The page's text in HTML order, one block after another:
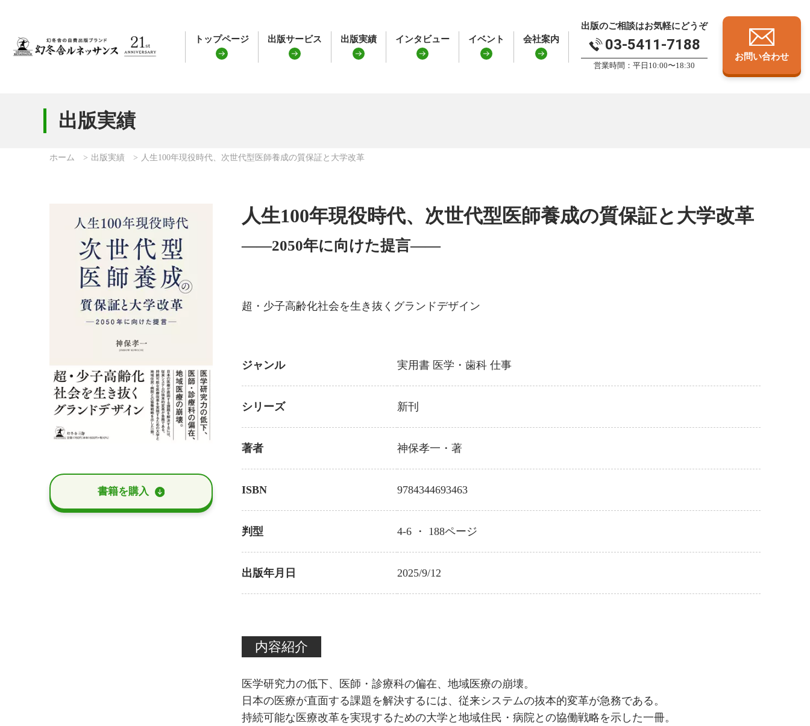
トップページ 出版サービス 出版実績 インタビュー イベント 会社案内
出版のご相談はお気軽にどうぞ
03-5411-7188
営業時間：平日10:00〜18:30
お問い合わせ
出版実績
ホーム 出版実績 人生100年現役時代、次世代型医師養成の質保証と大学改革
書籍を購⼊
人生100年現役時代、次世代型医師養成の質保証と大学改革
――2050年に向けた提言――
超・少子高齢化社会を生き抜くグランドデザイン
ジャンル 実用書 医学・歯科 仕事
シリーズ 新刊
著者 神保孝一 ・著
ISBN 9784344693463
判型 4-6 ・ 188ページ
出版年月日 2025/9/12
内容紹介
医学研究力の低下、医師・診療科の偏在、地域医療の崩壊。
日本の医療が直面する課題を解決するには、従来システムの抜本的変革が急務である。
持続可能な医療改革を実現するための大学と地域住民・病院との協働戦略を示した一冊。